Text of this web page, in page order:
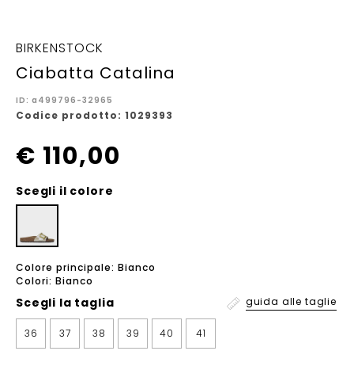
BIRKENSTOCK
Ciabatta Catalina
ID: a499796-32965
Codice prodotto: 1029393
€ 110,00
Scegli il colore
Colore principale: Bianco
Colori: Bianco
Scegli la taglia guida alle taglie
36 37 38 39 40 41